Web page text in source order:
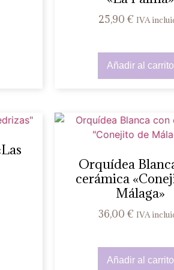
25,90 € IVA
Añadir al carrito
Orquídea
cerámica
Málaga»
36,00 € IVA
Añadir al carrito